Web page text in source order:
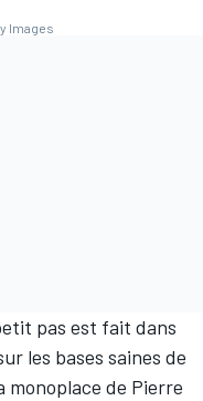
Images
pas est fait dans
les bases saines de
monoplace de Pierre